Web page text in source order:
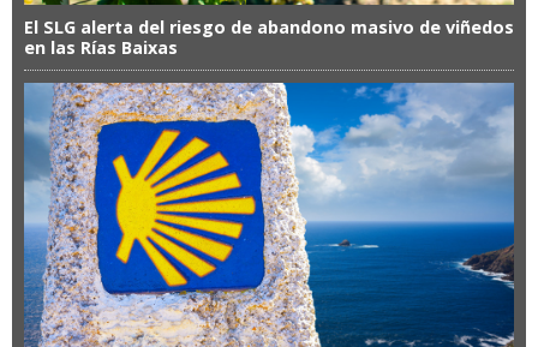
El SLG alerta del riesgo de abandono masivo de viñedos
en las Rías Baixas